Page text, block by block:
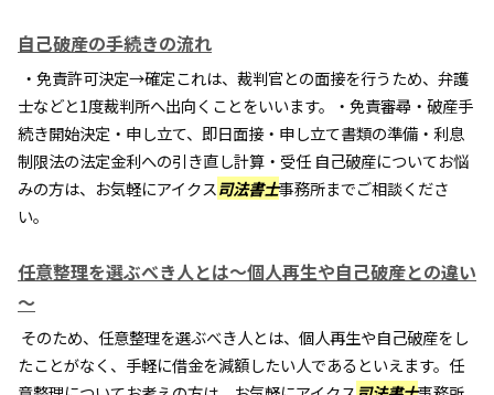
自己破産の手続きの流れ
・免責許可決定→確定これは、裁判官との面接を行うため、弁護
士などと1度裁判所へ出向くことをいいます。・免責審尋・破産手
続き開始決定・申し立て、即日面接・申し立て書類の準備・利息
制限法の法定金利への引き直し計算・受任 自己破産についてお悩
みの方は、お気軽にアイクス司法書士事務所までご相談くださ
い。
任意整理を選ぶべき人とは～個人再生や自己破産との違い
～
そのため、任意整理を選ぶべき人とは、個人再生や自己破産をし
たことがなく、手軽に借金を減額したい人であるといえます。任